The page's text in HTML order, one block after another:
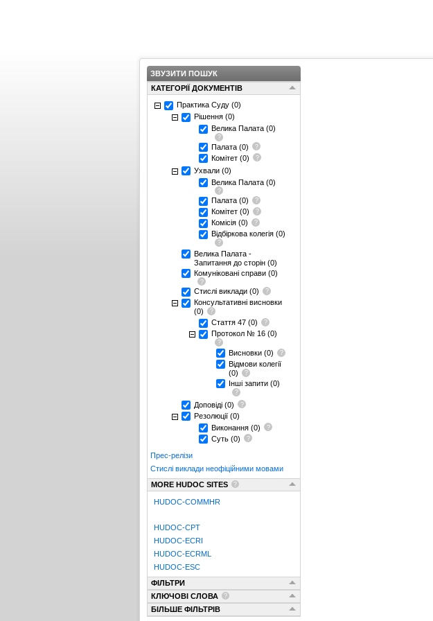
ЗВУЗИТИ ПОШУК
КАТЕГОРІЇ ДОКУМЕНТІВ
Практика Суду (0)
Рішення (0)
Велика Палата (0)
Палата (0)
Комітет (0)
Ухвали (0)
Велика Палата (0)
Палата (0)
Комітет (0)
Комісія (0)
Відбіркова колегія (0)
Велика Палата -
Запитання до сторін (0)
Комуніковані справи (0)
Стислі виклади (0)
Консультативні висновки
(0)
Стаття 47 (0)
Протокол № 16 (0)
Висновки (0)
Відмови колегії
(0)
Інші запити (0)
Доповіді (0)
Резолюції (0)
Виконання (0)
Суть (0)
Прес-релізи
Стислі виклади неофіційними мовами
MORE HUDOC SITES
HUDOC-COMMHR
HUDOC-CPT
HUDOC-ECRI
HUDOC-ECRML
HUDOC-ESC
ФІЛЬТРИ
КЛЮЧОВІ СЛОВА
БІЛЬШЕ ФІЛЬТРІВ